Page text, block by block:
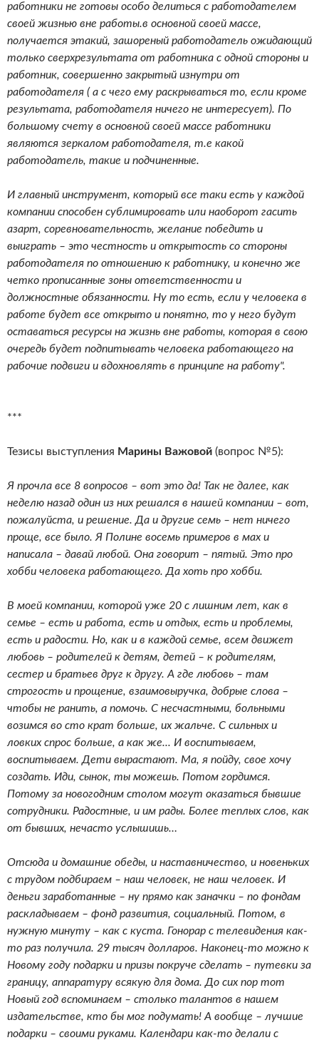
работники не готовы особо делиться с работодателем
своей жизнью вне работы.в основной своей массе,
получается этакий, зашореный работодатель ожидающий
только сверхрезультата от работника с одной стороны и
работник, совершенно закрытый изнутри от
работодателя ( а с чего ему раскрываться то, если кроме
результата, работодателя ничего не интересует). По
большому счету в основной своей массе работники
являются зеркалом работодателя, т.е какой
работодатель, такие и подчиненные.
И главный инструмент, который все таки есть у каждой
компании способен сублимировать или наоборот гасить
азарт, соревновательность, желание победить и
выиграть – это честность и открытость со стороны
работодателя по отношению к работнику, и конечно же
четко прописанные зоны ответственности и
должностные обязанности. Ну то есть, если у человека в
работе будет все открыто и понятно, то у него будут
оставаться ресурсы на жизнь вне работы, которая в свою
очередь будет подпитывать человека работающего на
рабочие подвиги и вдохновлять в принципе на работу".
***
Тезисы выступления Марины Важовой (вопрос №5):
Я прочла все 8 вопросов – вот это да! Так не далее, как
неделю назад один из них решался в нашей компании – вот,
пожалуйста, и решение. Да и другие семь – нет ничего
проще, все было. Я Полине восемь примеров в мах и
написала – давай любой. Она говорит – пятый. Это про
хобби человека работающего. Да хоть про хобби.
В моей компании, которой уже 20 с лишним лет, как в
семье – есть и работа, есть и отдых, есть и проблемы,
есть и радости. Но, как и в каждой семье, всем движет
любовь – родителей к детям, детей – к родителям,
сестер и братьев друг к другу. А где любовь – там
строгость и прощение, взаимовыручка, добрые слова –
чтобы не ранить, а помочь. С несчастными, больными
возимся во сто крат больше, их жальче. С сильных и
ловких спрос больше, а как же... И воспитываем,
воспитываем. Дети вырастают. Ма, я пойду, свое хочу
создать. Иди, сынок, ты можешь. Потом гордимся.
Потому за новогодним столом могут оказаться бывшие
сотрудники. Радостные, и им рады. Более теплых слов, как
от бывших, нечасто услышишь…
Отсюда и домашние обеды, и наставничество, и новеньких
с трудом подбираем – наш человек, не наш человек. И
деньги заработанные – ну прямо как заначки – по фондам
раскладываем – фонд развития, социальный. Потом, в
нужную минуту – как с куста. Гонорар с телевидения как-
то раз получила. 29 тысяч долларов. Наконец-то можно к
Новому году подарки и призы покруче сделать – путевки за
границу, аппаратуру всякую для дома. До сих пор тот
Новый год вспоминаем – столько талантов в нашем
издательстве, кто бы мог подумать! А вообще – лучшие
подарки – своими руками. Календари как-то делали с